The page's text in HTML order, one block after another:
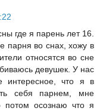
где я парень лет 16.
парня во снах, хожу в
относятся во сне
девушек. У нас
интересное, что я в
себя парнем, мне
потом осознаю что я